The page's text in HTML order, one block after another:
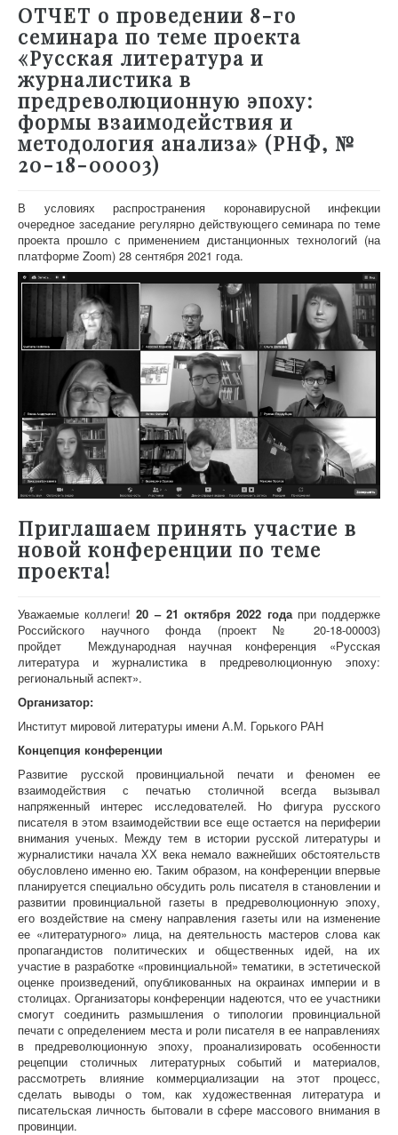
ОТЧЕТ о проведении 8-го
семинара по теме проекта
«Русская литература и
журналистика в
предреволюционную эпоху:
формы взаимодействия и
методология анализа» (РНФ, №
20-18-00003)
В условиях распространения коронавирусной инфекции
очередное заседание регулярно действующего семинара по теме
проекта прошло с применением дистанционных технологий (на
платформе Zoom) 28 сентября 2021 года.
Приглашаем принять участие в
новой конференции по теме
проекта!
Уважаемые коллеги!20 – 21 октября 2022 годапри поддержке
Российского научного фонда (проект № 20-18-00003)
пройдет Международная научная конференция «Русская
литература и журналистика в предреволюционную эпоху:
региональный аспект».
Организатор:
Институт мировой литературы имени А.М. Горького РАН
Концепция конференции
Развитие русской провинциальной печати и феномен ее
взаимодействия с печатью столичной всегда вызывал
напряженный интерес исследователей. Но фигура русского
писателя в этом взаимодействии все еще остается на периферии
внимания ученых. Между тем в истории русской литературы и
журналистики начала ХХ века немало важнейших обстоятельств
обусловлено именно ею. Таким образом, на конференции впервые
планируется специально обсудить роль писателя в становлении и
развитии провинциальной газеты в предреволюционную эпоху,
его воздействие на смену направления газеты или на изменение
ее «литературного» лица, на деятельность мастеров слова как
пропагандистов политических и общественных идей, на их
участие в разработке «провинциальной» тематики, в эстетической
оценке произведений, опубликованных на окраинах империи и в
столицах. Организаторы конференции надеются, что ее участники
смогут соединить размышления о типологии провинциальной
печати с определением места и роли писателя в ее направлениях
в предреволюционную эпоху, проанализировать особенности
рецепции столичных литературных событий и материалов,
рассмотреть влияние коммерциализации на этот процесс,
сделать выводы о том, как художественная литература и
писательская личность бытовали в сфере массового внимания в
провинции.